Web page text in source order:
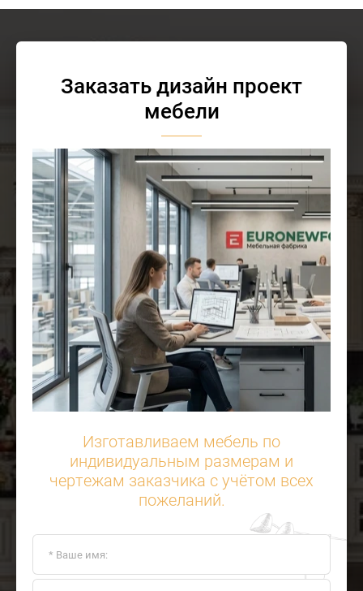
Заказать дизайн проект
мебели
Изготавливаем мебель по
индивидуальным размерам и
чертежам заказчика с учётом всех
пожеланий.